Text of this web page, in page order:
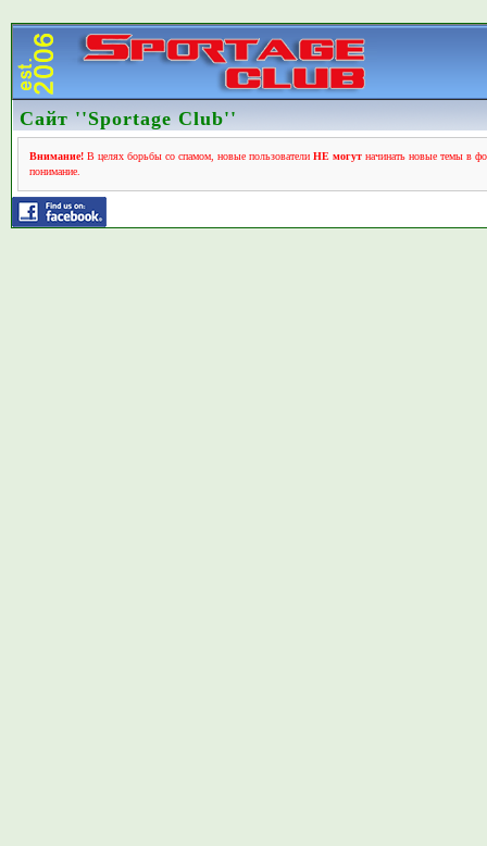
Сайт ''Sportage Club''
Внимание!В целях борьбы со спамом, новые пользователи НЕ могутначинать новые темы в
понимание.